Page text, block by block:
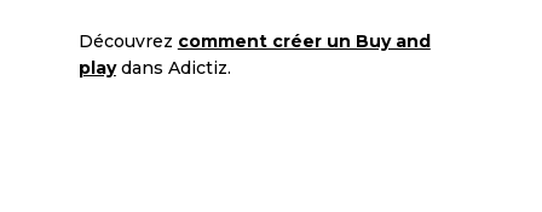
Découvrez comment créer un Buy and
playdans Adictiz.